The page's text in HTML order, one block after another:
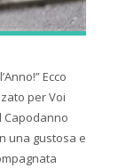
Ecco
per Voi
Capodanno
una gustosa e